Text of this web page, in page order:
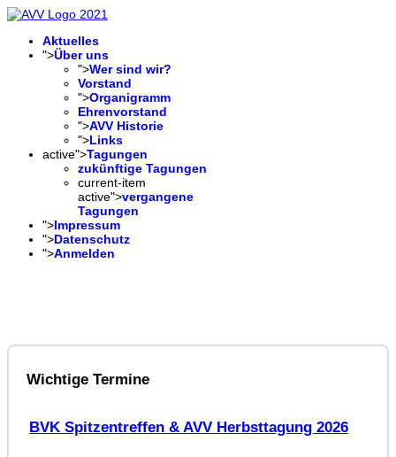
Aktuelles
">Über uns
">Wer sind wir?
Vorstand
">Organigramm
Ehrenvorstand
">AVV Historie
">Links
active">Tagungen
zukünftige Tagungen
current-item
active">vergangene
Tagungen
">Impressum
">Datenschutz
">Anmelden
Wichtige Termine
BVK Spitzentreffen & AVV Herbsttagung 2026